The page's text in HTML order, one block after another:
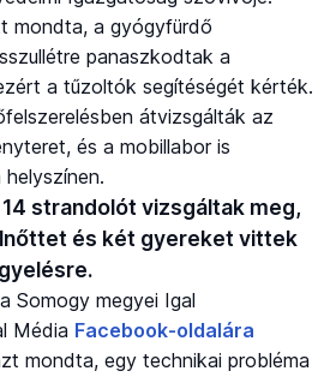
mondta, a gyógyfürdő
panaszkodtak a
a tűzoltók segítéségét kérték.
átvizsgálták az
és a mobillabor is
strandolót vizsgáltak meg,
és két gyereket vittek
Somogy megyei Igal
Média Facebook-oldalára
mondta, egy technikai probléma